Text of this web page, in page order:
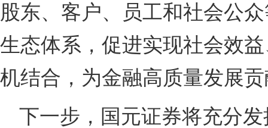
股东、客户、员工和社会公
生态体系，促进实现社会效
机结合，为金融高质量发展
下一步，国元证券将充分